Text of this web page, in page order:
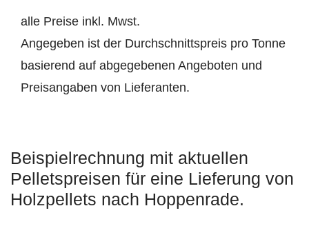
alle Preise inkl. Mwst.
Angegeben ist der Durchschnittspreis pro Tonne
basierend auf abgegebenen Angeboten und
Preisangaben von Lieferanten.
Beispielrechnung mit aktuellen
Pelletspreisen für eine Lieferung von
Holzpellets nach Hoppenrade.